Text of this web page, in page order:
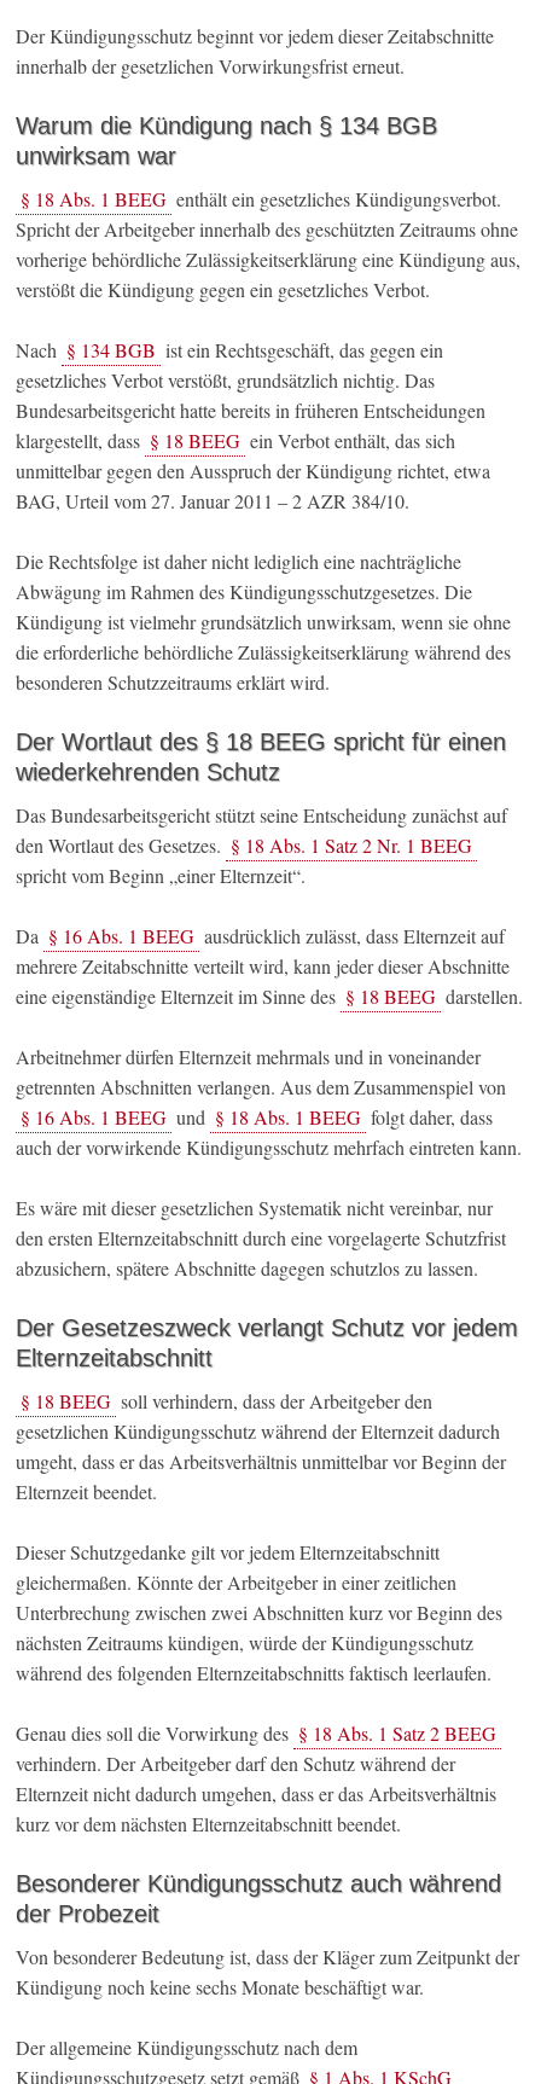
Der Kündigungsschutz beginnt vor jedem dieser Zeitabschnitte
innerhalb der gesetzlichen Vorwirkungsfrist erneut.
Warum die Kündigung nach § 134 BGB
unwirksam war
§ 18 Abs. 1 BEEG enthält ein gesetzliches Kündigungsverbot.
Spricht der Arbeitgeber innerhalb des geschützten Zeitraums ohne
vorherige behördliche Zulässigkeitserklärung eine Kündigung aus,
verstößt die Kündigung gegen ein gesetzliches Verbot.
Nach § 134 BGB ist ein Rechtsgeschäft, das gegen ein
gesetzliches Verbot verstößt, grundsätzlich nichtig. Das
Bundesarbeitsgericht hatte bereits in früheren Entscheidungen
klargestellt, dass § 18 BEEG ein Verbot enthält, das sich
unmittelbar gegen den Ausspruch der Kündigung richtet, etwa
BAG, Urteil vom 27. Januar 2011 – 2 AZR 384/10.
Die Rechtsfolge ist daher nicht lediglich eine nachträgliche
Abwägung im Rahmen des Kündigungsschutzgesetzes. Die
Kündigung ist vielmehr grundsätzlich unwirksam, wenn sie ohne
die erforderliche behördliche Zulässigkeitserklärung während des
besonderen Schutzzeitraums erklärt wird.
Der Wortlaut des § 18 BEEG spricht für einen
wiederkehrenden Schutz
Das Bundesarbeitsgericht stützt seine Entscheidung zunächst auf
den Wortlaut des Gesetzes. § 18 Abs. 1 Satz 2 Nr. 1 BEEG
spricht vom Beginn „einer Elternzeit“.
Da § 16 Abs. 1 BEEG ausdrücklich zulässt, dass Elternzeit auf
mehrere Zeitabschnitte verteilt wird, kann jeder dieser Abschnitte
eine eigenständige Elternzeit im Sinne des § 18 BEEG darstellen.
Arbeitnehmer dürfen Elternzeit mehrmals und in voneinander
getrennten Abschnitten verlangen. Aus dem Zusammenspiel von
§ 16 Abs. 1 BEEG und § 18 Abs. 1 BEEG folgt daher, dass
auch der vorwirkende Kündigungsschutz mehrfach eintreten kann.
Es wäre mit dieser gesetzlichen Systematik nicht vereinbar, nur
den ersten Elternzeitabschnitt durch eine vorgelagerte Schutzfrist
abzusichern, spätere Abschnitte dagegen schutzlos zu lassen.
Der Gesetzeszweck verlangt Schutz vor jedem
Elternzeitabschnitt
§ 18 BEEG soll verhindern, dass der Arbeitgeber den
gesetzlichen Kündigungsschutz während der Elternzeit dadurch
umgeht, dass er das Arbeitsverhältnis unmittelbar vor Beginn der
Elternzeit beendet.
Dieser Schutzgedanke gilt vor jedem Elternzeitabschnitt
gleichermaßen. Könnte der Arbeitgeber in einer zeitlichen
Unterbrechung zwischen zwei Abschnitten kurz vor Beginn des
nächsten Zeitraums kündigen, würde der Kündigungsschutz
während des folgenden Elternzeitabschnitts faktisch leerlaufen.
Genau dies soll die Vorwirkung des § 18 Abs. 1 Satz 2 BEEG
verhindern. Der Arbeitgeber darf den Schutz während der
Elternzeit nicht dadurch umgehen, dass er das Arbeitsverhältnis
kurz vor dem nächsten Elternzeitabschnitt beendet.
Besonderer Kündigungsschutz auch während
der Probezeit
Von besonderer Bedeutung ist, dass der Kläger zum Zeitpunkt der
Kündigung noch keine sechs Monate beschäftigt war.
Der allgemeine Kündigungsschutz nach dem
Kündigungsschutzgesetz setzt gemäß § 1 Abs. 1 KSchG